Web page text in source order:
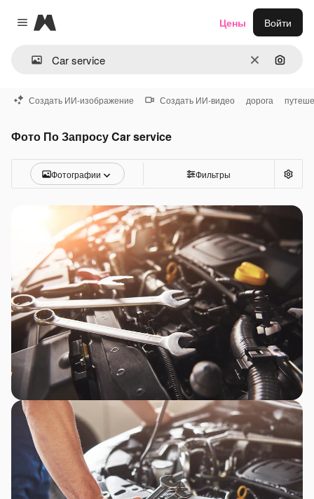
Close menu
Magnific
ОчиститьПоиск
Цены Войти
Создать ИИ-изображение Создать ИИ-видео дорога
Фото По Запросу Car service
Фотографии Фильтры